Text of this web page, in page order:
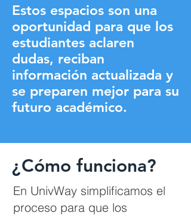
Estos espacios son una
oportunidad para que los
estudiantes aclaren
dudas, reciban
información actualizada y
se preparen mejor para su
futuro académico.
¿Cómo funciona?
En UnivWay simplificamos el
proceso para que los